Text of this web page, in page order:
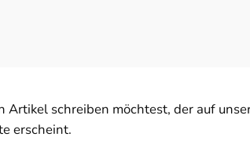
Artikel schreiben möchtest, der auf
erscheint.